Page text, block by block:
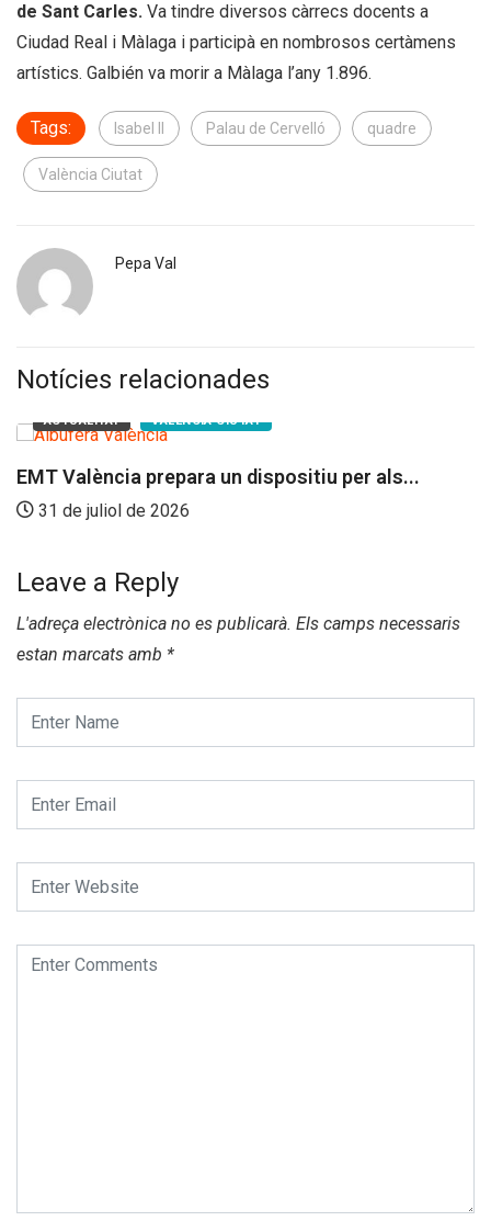
de Sant Carles. Va tindre diversos càrrecs docents a
Ciudad Real i Màlaga i participà en nombrosos certàmens
artístics. Galbién va morir a Màlaga l’any 1.896.
Tags: Isabel II Palau de Cervelló quadre
València Ciutat
Pepa Val
Notícies relacionades
ACTUALITAT VALENCIA CIUTAT
EMT València prepara un dispositiu per als...
31 de juliol de 2026
Leave a Reply
L'adreça electrònica no es publicarà. Els camps necessaris
estan marcats amb *